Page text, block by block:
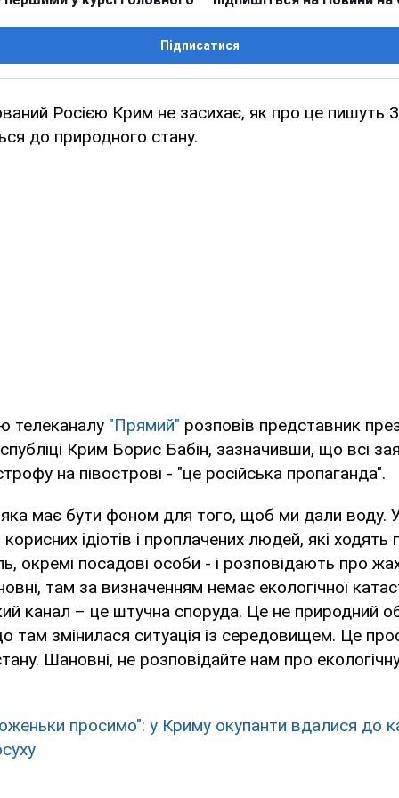
Підписатися
Росією Крим не засихає, як про це пишуть
до природного стану.
телеканалу "Прямий" розповів представник
Крим Борис Бабін, зазначивши, що всі
на півострові - "це російська пропаганда".
має бути фоном для того, щоб ми дали воду.
корисних ідіотів і проплачених людей, які ходять
окремі посадові особи - і розповідають про
там за визначенням немає екологічної
канал – це штучна споруда. Це не природний
там змінилася ситуація із середовищем. Це
Шановні, не розповідайте нам про
просимо": у Криму окупанти вдалися до